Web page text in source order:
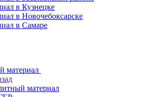
в Кузнецке
в Новочебоксарске
в Самаре
материал
материал